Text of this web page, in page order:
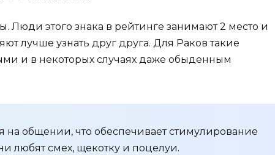
Люди этого знака в рейтинге занимают 2 место и
лучше узнать друг друга. Для Раков такие
и в некоторых случаях даже обыденным
на общении, что обеспечивает стимулирование
любят смех, щекотку и поцелуи.